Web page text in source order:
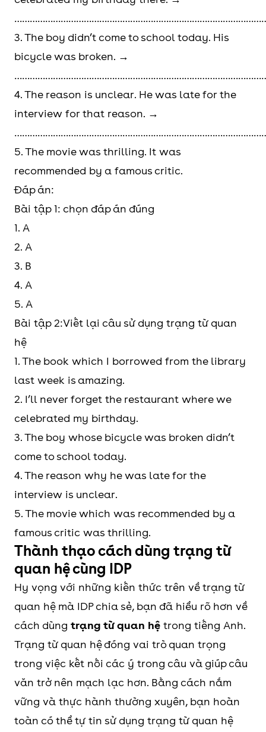
3. The boy didn’t come to school today. His
bicycle was broken. →
4. The reason is unclear. He was late for the
interview for that reason. →
5. The movie was thrilling. It was
recommended by a famous critic.
Đáp án:
Bài tập 1: chọn đáp án đúng
1. A
2. A
3. B
4. A
5. A
Bài tập 2:Viết lại câu sử dụng trạng từ quan
hệ
1. The book which I borrowed from the library
last week is amazing.
2. I’ll never forget the restaurant where we
celebrated my birthday.
3. The boy whose bicycle was broken didn’t
come to school today.
4. The reason why he was late for the
interview is unclear.
5. The movie which was recommended by a
famous critic was thrilling.
Thành thạo cách dùng trạng từ
quan hệ cùng IDP
Hy vọng với những kiến thức trên về trạng từ
quan hệ mà IDP chia sẻ, bạn đã hiểu rõ hơn về
cách dùng trạng từ quan hệ trong tiếng Anh.
Trạng từ quan hệ đóng vai trò quan trọng
trong việc kết nối các ý trong câu và giúp câu
văn trở nên mạch lạc hơn. Bằng cách nắm
vững và thực hành thường xuyên, bạn hoàn
toàn có thể tự tin sử dụng trạng từ quan hệ